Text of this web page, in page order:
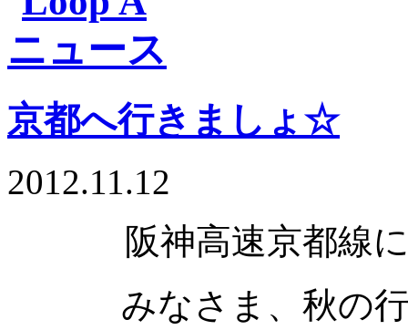
京都へ行きましょ☆
2012.11.12
阪神高速京都線
みなさま、秋の